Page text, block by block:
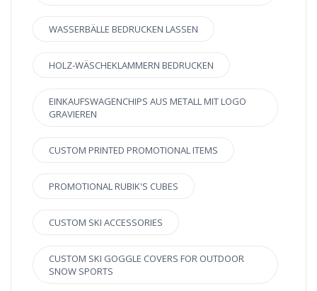
WASSERBÄLLE BEDRUCKEN LASSEN
HOLZ-WÄSCHEKLAMMERN BEDRUCKEN
EINKAUFSWAGENCHIPS AUS METALL MIT LOGO
GRAVIEREN
CUSTOM PRINTED PROMOTIONAL ITEMS
PROMOTIONAL RUBIK'S CUBES
CUSTOM SKI ACCESSORIES
CUSTOM SKI GOGGLE COVERS FOR OUTDOOR
SNOW SPORTS